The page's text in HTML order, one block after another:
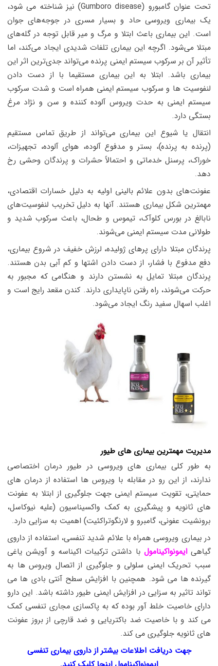
تحت عنوان گامبورو (Gumboro disease) نیز شناخته می شود،
یک بیماری ویروسی حاد و بسیار مسری در جوجه‌های جوان
است. این بیماری باعث ابتلا و مرگ و میر قابل توجه در گله‌های
مبتلا می‌شود. اگرچه این بیماری تلفات شدیدی ایجاد می‌کند، اما
تأثیر آن بر سرکوب سیستم ایمنی پرنده می‌تواند جدی‌ترین اثر این
بیماری باشد. ابتلا به این بیماری مستقیما با از دست دادن
لنفوسیت ها و سرکوب سیستم ایمنی همراه است و شدت سرکوب
سیستم ایمنی به حدت ویروس آلوده کننده و سن و نژاد مرغ
بستگی دارد.
انتقال یا شیوع این بیماری می‌تواند از طریق تماس مستقیم
(پرنده به پرنده)، بستر و مدفوع آلوده، هوای آلوده، تجهیزات،
خوراک، پرسنل خدماتی و احتمالاً حشرات و پرندگان وحشی رخ
دهد.
عفونت‌های بدون علائم بالینی اولیه به دلیل خسارات اقتصادی،
مهمترین شکل بیماری هستند. آنها به دلیل تخریب لنفوسیت‌های
نابالغ در بورس کلوآک، تیموس و طحال، باعث سرکوب شدید و
طولانی مدت سیستم ایمنی می‌شوند.
پرندگان مبتلا دارای پرهای ژولیده، لرزش خفیف در شروع بیماری،
دفع مدفوع با فشار، از دست دادن اشتها و کم آبی بدن هستند.
پرندگان مبتلا تمایل به نشستن دارند و هنگامی که مجبور به
حرکت می‌شوند، راه رفتن ناپایداری دارند. کندن مقعد رایج است و
اغلب اسهال سفید رنگ ایجاد می‌شود.
مدیریت مهمترین بیماری های طیور
به طور کلی بیماری های ویروسی در طیور درمان اختصاصی
ندارند، از این رو در مقابله با ویروس ها استفاده از درمان های
حمایتی، تقویت سیستم ایمنی جهت جلوگیری از ابتلا به عفونت
های ثانویه و پیشگیری به کمک واکسیناسیون (علیه نیوکاسل،
برونشیت عفونی، گامبرو و لارنگوتراکئیت) اهمیت به سزایی دارد.
در بیماری ویروسی همراه با علائم شدید تنفسی، استفاده از داروی
گیاهیایمونواکینامول با داشتن ترکیبات اکیناسه و آویشن یاغی
سبب تحریک ایمنی سلولی و جلوگیری از اتصال ویروس ها به
گیرنده ها می شود. همچنین با افزایش سطح آنتی بادی ها می
تواند تاثیر به سزایی در افزایش ایمنی طیور داشته باشد. این دارو
دارای خاصیت خلط آور بوده که به پاکسازی مجاری تنفسی کمک
می کند و با خاصیت ضد باکتریایی و ضد قارچی از بروز عفونت
های ثانویه جلوگیری می کند.
جهت دریافت اطلاعات بیشتر از داروی بیماری تنفسی